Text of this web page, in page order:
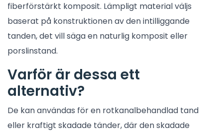
fiberförstärkt komposit. Lämpligt material väljs
baserat på konstruktionen av den intilliggande
tanden, det vill säga en naturlig komposit eller
porslinstand.
Varför är dessa ett
alternativ?
De kan användas för en rotkanalbehandlad tand
eller kraftigt skadade tänder, där den skadade